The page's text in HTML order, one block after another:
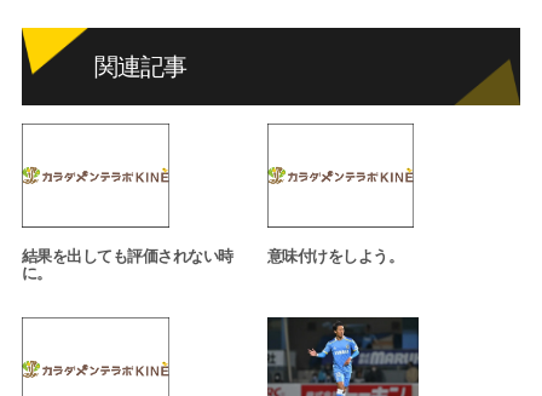
関連記事
結果を出しても評価されない時
に。
意味付けをしよう。